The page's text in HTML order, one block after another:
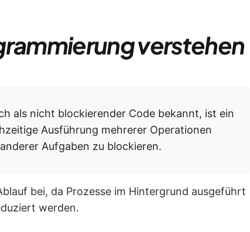
verstehen
als nicht blockierender Code bekannt, ist ein
Ausführung mehrerer Operationen
Aufgaben zu blockieren.
bei, da Prozesse im Hintergrund ausgeführt
werden.